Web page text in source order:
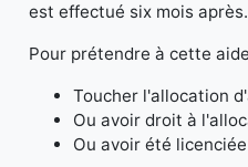
est effectué six mois après.
Pour prétendre à cette
Toucher l'allocation
Ou avoir droit à
Ou avoir été